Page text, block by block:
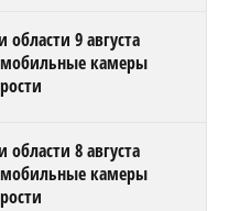
области 9 августа
мобильные камеры
области 8 августа
мобильные камеры